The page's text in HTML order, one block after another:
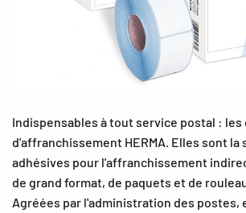
Indispensables à tout service postal :
d'affranchissement HERMA. Elles sont la
adhésives pour l'affranchissement
de grand format, de paquets et de
Agréées par l'administration des postes,